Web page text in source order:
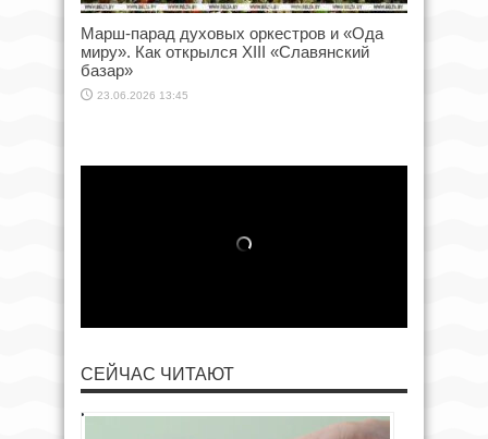
Марш-парад духовых оркестров и «Ода
миру». Как открылся XIII «Славянский
базар»
23.06.2026 13:45
СЕЙЧАС ЧИТАЮТ